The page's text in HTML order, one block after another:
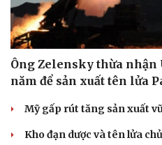
Văn hóa
Văn học
Ông Zelensky thừa nhận
năm để sản xuất tên lửa
Mỹ gấp rút tăng sản xuất
Kho đạn dược và tên lửa